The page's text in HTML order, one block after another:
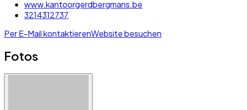
www.kantoorgerdbergmans.be
3214312737
Per E-Mail kontaktierenWebsite besuchen
Fotos